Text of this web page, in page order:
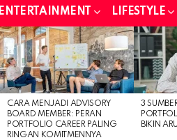
ENTERTAINMENT LIFESTYLE
CARA MENJADI ADVISORY
BOARD MEMBER: PERAN
PORTFOLIO CAREER PALING
RINGAN KOMITMENNYA
3
BIKIN